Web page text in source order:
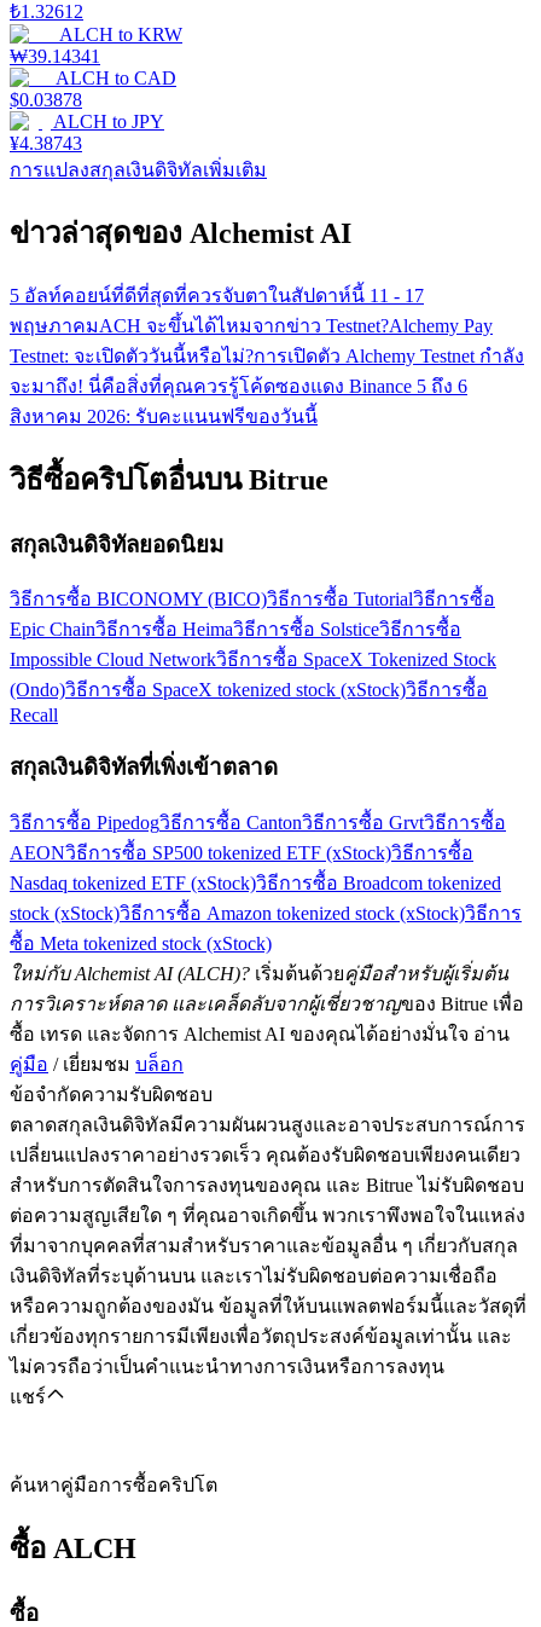
₺1.32612
ALCH to KRW
₩39.14341
ALCH to CAD
$0.03878
ALCH to JPY
¥4.38743
การแปลงสกุลเงินดิจิทัลเพิ่มเติม
ข่าวล่าสุดของ Alchemist AI
5 อัลท์คอยน์ที่ดีที่สุดที่ควรจับตาในสัปดาห์นี้ 11 - 17
พฤษภาคมACH จะขึ้นได้ไหมจากข่าว Testnet?Alchemy Pay
Testnet: จะเปิดตัววันนี้หรือไม่?การเปิดตัว Alchemy Testnet กำลัง
จะมาถึง! นี่คือสิ่งที่คุณควรรู้โค้ดซองแดง Binance 5 ถึง 6
สิงหาคม 2026: รับคะแนนฟรีของวันนี้
วิธีซื้อคริปโตอื่นบน Bitrue
สกุลเงินดิจิทัลยอดนิยม
วิธีการซื้อ BICONOMY (BICO)วิธีการซื้อ Tutorialวิธีการซื้อ
Epic Chainวิธีการซื้อ Heimaวิธีการซื้อ Solsticeวิธีการซื้อ
Impossible Cloud Networkวิธีการซื้อ SpaceX Tokenized Stock
(Ondo)วิธีการซื้อ SpaceX tokenized stock (xStock)วิธีการซื้อ
Recall
สกุลเงินดิจิทัลที่เพิ่งเข้าตลาด
วิธีการซื้อ Pipedogวิธีการซื้อ Cantonวิธีการซื้อ Grvtวิธีการซื้อ
AEONวิธีการซื้อ SP500 tokenized ETF (xStock)วิธีการซื้อ
Nasdaq tokenized ETF (xStock)วิธีการซื้อ Broadcom tokenized
stock (xStock)วิธีการซื้อ Amazon tokenized stock (xStock)วิธีการ
ซื้อ Meta tokenized stock (xStock)
ใหม่กับ Alchemist AI (ALCH)? เริ่มต้นด้วยคู่มือสำหรับผู้เริ่มต้น
การวิเคราะห์ตลาด และเคล็ดลับจากผู้เชี่ยวชาญของ Bitrue เพื่อ
ซื้อ เทรด และจัดการ Alchemist AI ของคุณได้อย่างมั่นใจ อ่าน
คู่มือ / เยี่ยมชม บล็อก
ข้อจำกัดความรับผิดชอบ
ตลาดสกุลเงินดิจิทัลมีความผันผวนสูงและอาจประสบการณ์การ
เปลี่ยนแปลงราคาอย่างรวดเร็ว คุณต้องรับผิดชอบเพียงคนเดียว
สำหรับการตัดสินใจการลงทุนของคุณ และ Bitrue ไม่รับผิดชอบ
ต่อความสูญเสียใด ๆ ที่คุณอาจเกิดขึ้น พวกเราพึงพอใจในแหล่ง
ที่มาจากบุคคลที่สามสำหรับราคาและข้อมูลอื่น ๆ เกี่ยวกับสกุล
เงินดิจิทัลที่ระบุด้านบน และเราไม่รับผิดชอบต่อความเชื่อถือ
หรือความถูกต้องของมัน ข้อมูลที่ให้บนแพลตฟอร์มนี้และวัสดุที่
เกี่ยวข้องทุกรายการมีเพียงเพื่อวัตถุประสงค์ข้อมูลเท่านั้น และ
ไม่ควรถือว่าเป็นคำแนะนำทางการเงินหรือการลงทุน
แชร์
ค้นหาคู่มือการซื้อคริปโต
ซื้อ ALCH
ซื้อ